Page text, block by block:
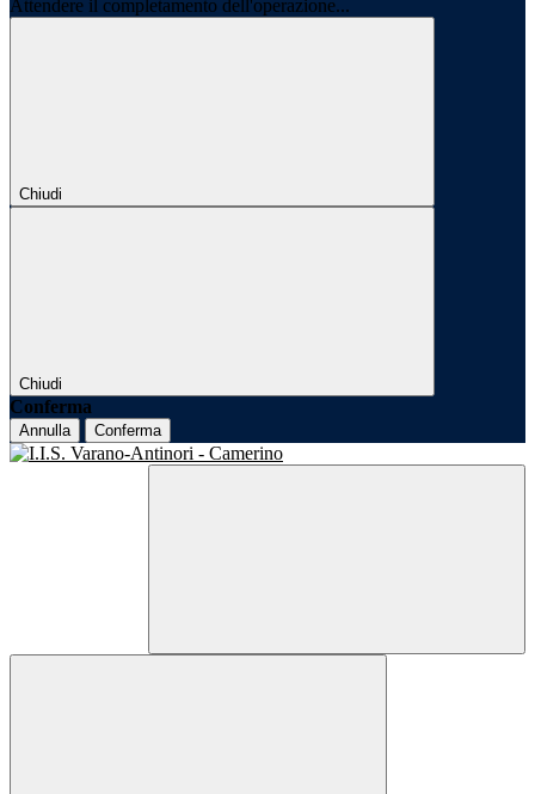
Attendere il completamento dell'operazione...
Chiudi
Chiudi
Conferma
Annulla Conferma